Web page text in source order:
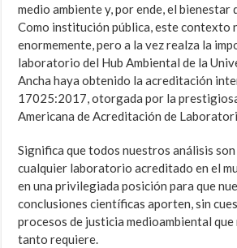
medio ambiente y, por ende, el bienestar
Como institución pública, este contexto
enormemente, pero a la vez realza la
laboratorio del Hub Ambiental de la
Ancha haya obtenido la acreditación
17025:2017, otorgada por la
Americana de Acreditación de
Significa que todos nuestros análisis
cualquier laboratorio acreditado en el
en una privilegiada posición para que
conclusiones científicas aporten, sin
procesos de justicia medioambiental
tanto requiere.